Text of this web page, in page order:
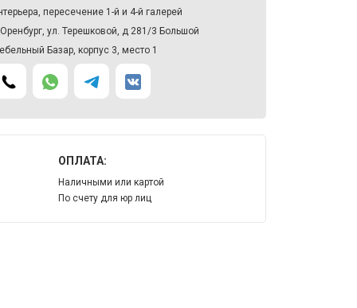
пересечение 1-й и 4-й галерей
Оренбург, ул. Терешковой, д 281/3 Большой
Базар, корпус 3, место 1
ОПЛАТА:
Наличными или картой
По счету для юр лиц